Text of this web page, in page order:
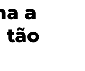
a
tão